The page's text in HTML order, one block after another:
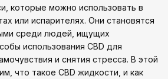
которые можно использовать в
или испарителях. Они становятся
среди людей, ищущих
использования CBD для
и снятия стресса. В этой
что такое CBD жидкости, и как